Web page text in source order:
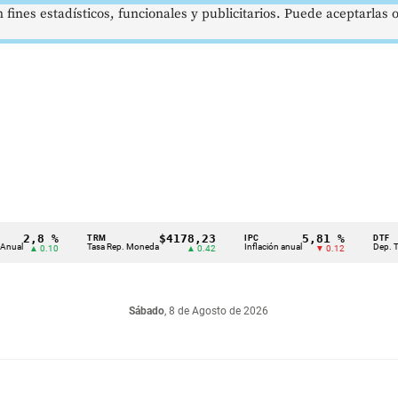
2,8 %
▲ 0.10 Tasa Rep. Moneda
$4178,23
▲ 0.42 Inflación anual
5,81 %
▼ 0.12 Dep.
Sábado, 8 de Agosto de 2026
estadísticos, funcionales y publicitarios. Puede aceptarlas